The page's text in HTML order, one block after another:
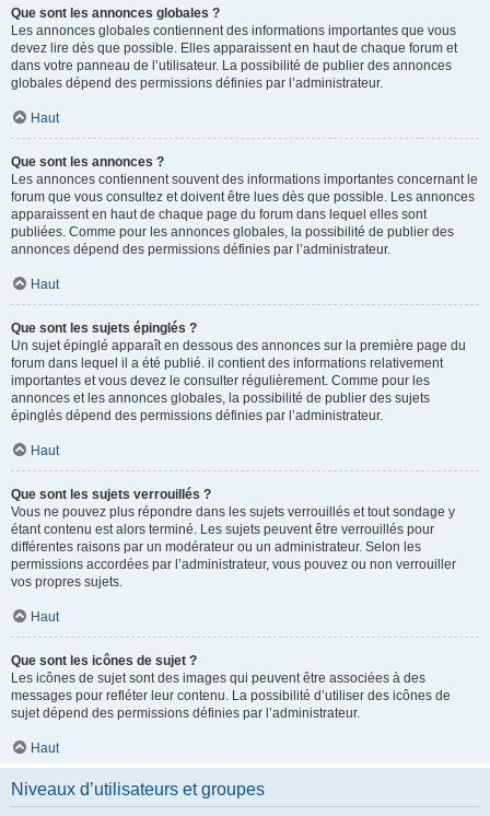
Que sont les annonces globales ?
Les annonces globales contiennent des informations importantes que vous
devez lire dès que possible. Elles apparaissent en haut de chaque forum et
dans votre panneau de l’utilisateur. La possibilité de publier des annonces
globales dépend des permissions définies par l’administrateur.
Haut
Que sont les annonces ?
Les annonces contiennent souvent des informations importantes concernant le
forum que vous consultez et doivent être lues dès que possible. Les annonces
apparaissent en haut de chaque page du forum dans lequel elles sont
publiées. Comme pour les annonces globales, la possibilité de publier des
annonces dépend des permissions définies par l’administrateur.
Haut
Que sont les sujets épinglés ?
Un sujet épinglé apparaît en dessous des annonces sur la première page du
forum dans lequel il a été publié. il contient des informations relativement
importantes et vous devez le consulter régulièrement. Comme pour les
annonces et les annonces globales, la possibilité de publier des sujets
épinglés dépend des permissions définies par l’administrateur.
Haut
Que sont les sujets verrouillés ?
Vous ne pouvez plus répondre dans les sujets verrouillés et tout sondage y
étant contenu est alors terminé. Les sujets peuvent être verrouillés pour
différentes raisons par un modérateur ou un administrateur. Selon les
permissions accordées par l’administrateur, vous pouvez ou non verrouiller
vos propres sujets.
Haut
Que sont les icônes de sujet ?
Les icônes de sujet sont des images qui peuvent être associées à des
messages pour refléter leur contenu. La possibilité d’utiliser des icônes de
sujet dépend des permissions définies par l’administrateur.
Haut
Niveaux d’utilisateurs et groupes